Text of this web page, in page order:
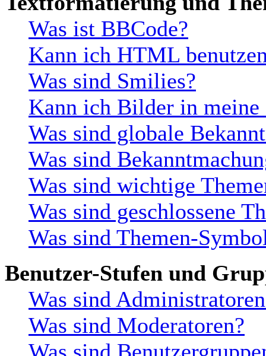
Was ist BBCode?
Kann ich HTML
Was sind Smilies?
Kann ich Bilder in meine
Was sind globale
Was sind
Was sind wichtige
Was sind geschlossene
Was sind Themen-
Benutzer-Stufen und
Was sind
Was sind Moderatoren?